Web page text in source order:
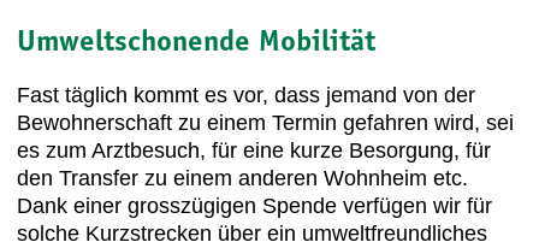
Umweltschonende Mobilität
Fast täglich kommt es vor, dass jemand von der
Bewohnerschaft zu einem Termin gefahren wird, sei
es zum Arztbesuch, für eine kurze Besorgung, für
den Transfer zu einem anderen Wohnheim etc.
Dank einer grosszügigen Spende verfügen wir für
solche Kurzstrecken über ein umweltfreundliches